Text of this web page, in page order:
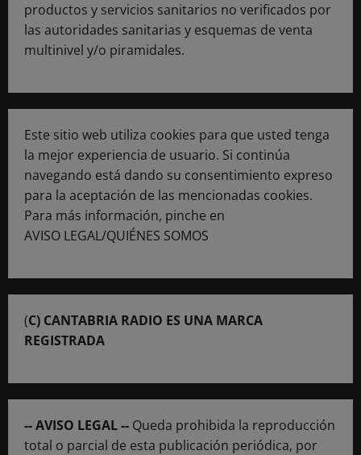
productos y servicios sanitarios no verificados por
las autoridades sanitarias y esquemas de venta
multinivel y/o piramidales.
Este sitio web utiliza cookies para que usted tenga
la mejor experiencia de usuario. Si continúa
navegando está dando su consentimiento expreso
para la aceptación de las mencionadas cookies.
Para más información, pinche en
AVISO LEGAL/QUIÉNES SOMOS
(C) CANTABRIA RADIO ES UNA MARCA
REGISTRADA
-- AVISO LEGAL -- Queda prohibida la reproducción
total o parcial de esta publicación periódica, por